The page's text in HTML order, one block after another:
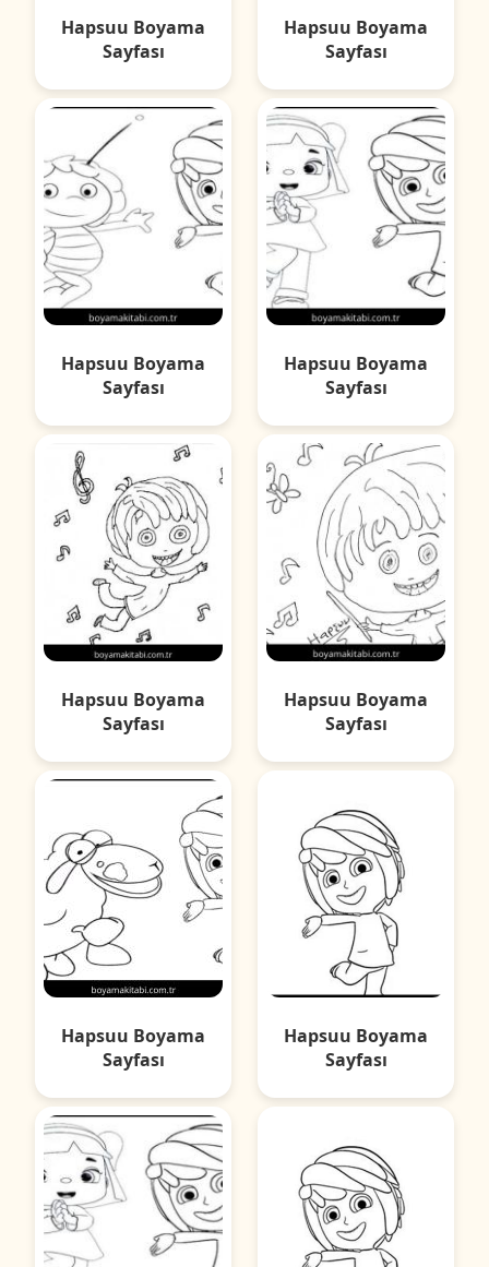
Hapsuu Boyama
Sayfası
Hapsuu Boyama
Sayfası
Hapsuu Boyama
Sayfası
Hapsuu Boyama
Sayfası
Hapsuu Boyama
Sayfası
Hapsuu Boyama
Sayfası
Hapsuu Boyama
Sayfası
Hapsuu Boyama
Sayfası